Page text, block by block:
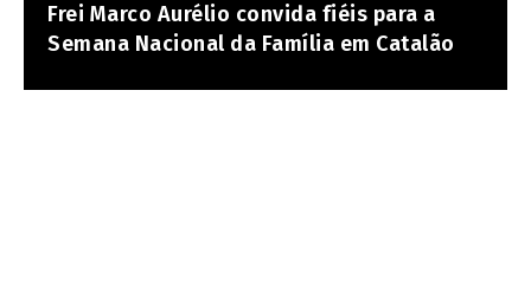
Frei Marco Aurélio convida fiéis para a
Semana Nacional da Família em Catalão